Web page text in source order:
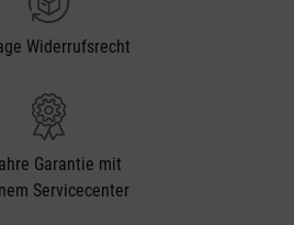
Widerrufsrecht
Garantie mit
Servicecenter